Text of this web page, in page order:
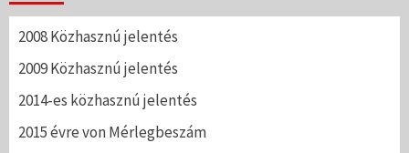
2008 Közhasznú jelentés
2009 Közhasznú jelentés
2014-es közhasznú jelentés
2015 évre von Mérlegbeszám